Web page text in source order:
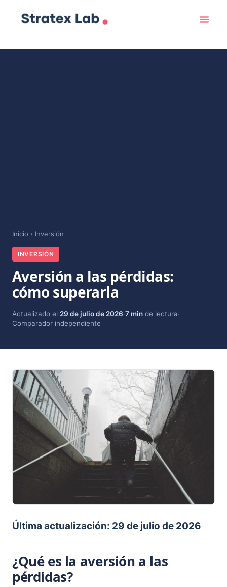
Inicio › Inversión
INVERSIÓN
Aversión a las pérdidas:
cómo superarla
Actualizado el 29 de julio de 2026·7 min de lectura·
Comparador independiente
Última actualización: 29 de julio de 2026
¿Qué es la aversión a las
pérdidas?